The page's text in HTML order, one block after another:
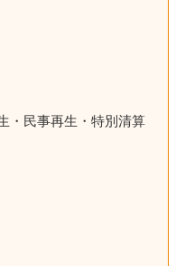
・民事再生・特別清算